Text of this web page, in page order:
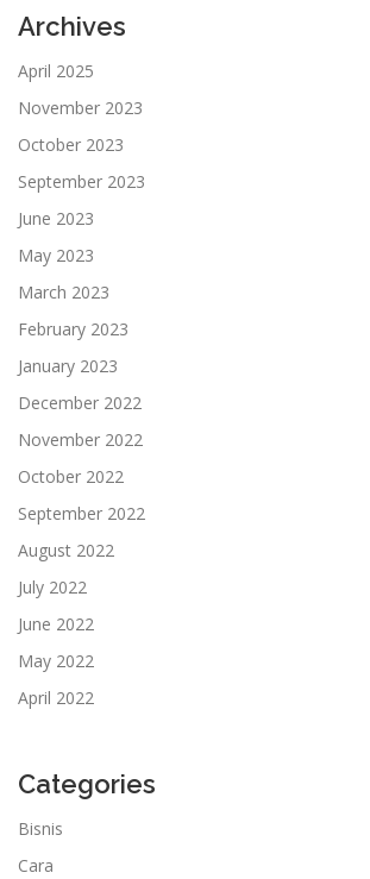
Archives
April 2025
November 2023
October 2023
September 2023
June 2023
May 2023
March 2023
February 2023
January 2023
December 2022
November 2022
October 2022
September 2022
August 2022
July 2022
June 2022
May 2022
April 2022
Categories
Bisnis
Cara